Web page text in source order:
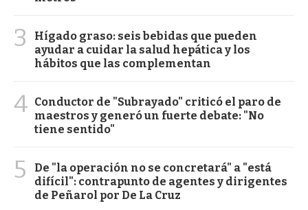
3
Hígado graso: seis bebidas que pueden
ayudar a cuidar la salud hepática y los
hábitos que las complementan
4 Conductor de "Subrayado" criticó el paro de
maestros y generó un fuerte debate: "No
tiene sentido"
5
De "la operación no se concretará" a "está
difícil": contrapunto de agentes y dirigentes
de Peñarol por De La Cruz